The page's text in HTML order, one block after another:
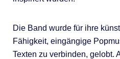
Die Band wurde für ihre
Fähigkeit, eingängige
Texten zu verbinden, gelobt.